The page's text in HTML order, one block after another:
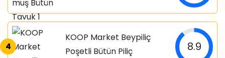
4
KOOP Market Beypiliç
Poşetli Bütün Piliç
8.9